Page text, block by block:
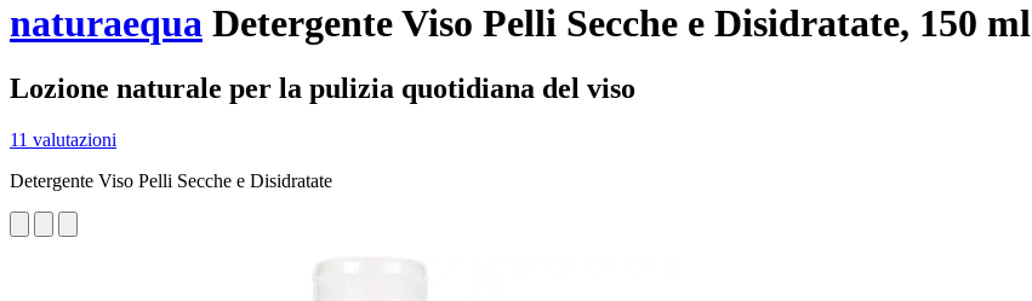
naturaequa Detergente Viso Pelli Secche e Disidratate, 150 ml
Lozione naturale per la pulizia quotidiana del viso
11 valutazioni
Detergente Viso Pelli Secche e Disidratate